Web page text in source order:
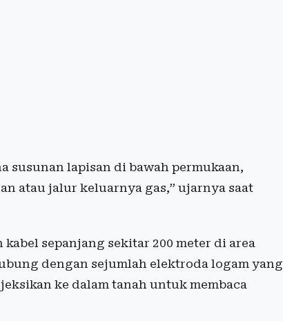
susunan lapisan di bawah permukaan,
atau jalur keluarnya gas,” ujarnya saat
sepanjang sekitar 200 meter di area
dengan sejumlah elektroda logam yang
ke dalam tanah untuk membaca